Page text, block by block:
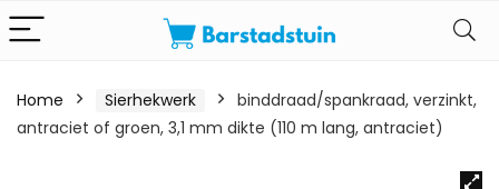
Home Sierhekwerk
binddraad/spankraad, verzinkt,
antraciet of groen, 3,1 mm dikte (110 m lang, antraciet)